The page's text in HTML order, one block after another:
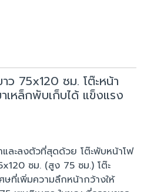
ว 75x120 ซม. โต๊ะหน้า
เหล็กพับเก็บได้ แข็งแรง
ละลงตัวที่สุดด้วย โต๊ะพับหน้าโฟ
ซม. (สูง 75 ซม.) โต๊ะ
ษที่เพิ่มความลึกหน้ากว้างให้